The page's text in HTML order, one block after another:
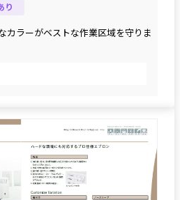
り
カラーがベストな作業区域を守りま